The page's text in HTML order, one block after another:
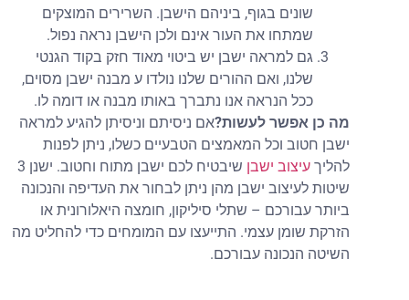
שונים בגוף, ביניהם הישבן. השרירים המוצקים
שמתחו את העור אינם ולכן הישבן נראה נפול.
גם למראה ישבן יש ביטוי מאוד חזק בקוד הגנטי
שלנו, ואם ההורים שלנו נולדו ע מבנה ישבן מסוים,
ככל הנראה אנו נתברך באותו מבנה או דומה לו.
מה כן אפשר לעשות?אם ניסיתם וניסיתן להגיע למראה
ישבן חטוב וכל המאמצים הטבעיים כשלו, ניתן לפנות
להליך עיצוב ישבן
שיבטיח לכם ישבן מתוח וחטוב. ישנן 3
שיטות לעיצוב ישבן מהן ניתן לבחור את העדיפה והנכונה
ביותר עבורכם – שתלי סיליקון, חומצה היאלורונית או
הזרקת שומן עצמי. התייעצו עם המומחים כדי להחליט מה
השיטה הנכונה עבורכם.